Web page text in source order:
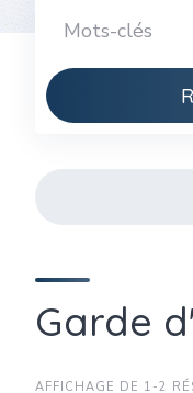
Garde
AFFICHAGE DE 1-2